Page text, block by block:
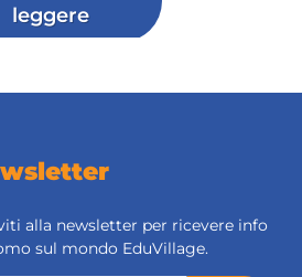
leggere
alla newsletter per ricevere info
sul mondo EduVillage.